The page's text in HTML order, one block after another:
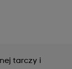
tarczy i